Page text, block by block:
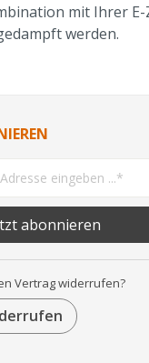
mit Ihrer
werden.
abonnieren
Vertrag widerrufen?